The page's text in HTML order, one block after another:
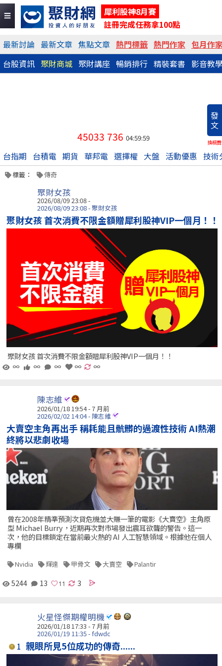
犀利股神8月賽
註冊完成任務拿100點
最新討論 最新文章 焦點文章 熱門標籤 熱門作家 包月作
台股資訊 聚財商城 聚財講座 暢銷排行 精裝套書 影音教
發
文
換稿費
45033 736 04:59:59
台指期 台積電 期貨 華邦電 選擇權 大盤 活動優惠 技術
標籤： 傳奇
聚財女孩
2026/08/09 23:08 -
2026/08/09 23:08 - 聚財女孩
聚財女孩 首次消費不限金額贈犀利股神VIP一個月！！
聚財女孩 首次消費不限金額贈犀利股神VIP一個月！！
∞
∞ ∞ ∞ ∞
陳志維
2026/01/18 19:54 - 7 月前
2026/02/02 14:04 - 陳志維
大賣空主角再出手 稱耗能且骯髒的過渡性技術 AI熱潮
終將以悲劇收場
曾在2008年精準預測次貸危機並大賺一筆的電影《大賣空》主角原
型 Michael Burry，近期再次對市場發出震耳欲聾的警告。這一
次，他的目標鎖定在當前最火熱的 AI 人工智慧領域。根據他在個人
專欄
Nvidia 輝達 甲骨文 大賣空 Palantir
5244 13 3
火星怪傑期權明機
2026/01/18 17:33 - 7 月前
2026/01/19 11:35 - fdwdc
1 親眼所見5位成功的傳奇......